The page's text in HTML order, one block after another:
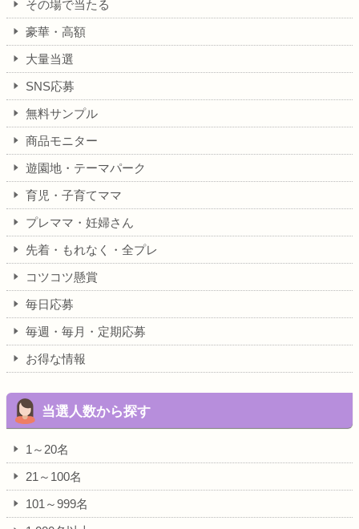
その場で当たる
豪華・高額
大量当選
SNS応募
無料サンプル
商品モニター
遊園地・テーマパーク
育児・子育てママ
プレママ・妊婦さん
先着・もれなく・全プレ
コツコツ懸賞
毎日応募
毎週・毎月・定期応募
お得な情報
当選人数から探す
1～20名
21～100名
101～999名